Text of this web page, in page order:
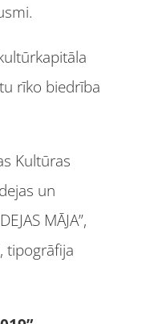
rīko biedrība
Kultūras
un
MĀJA”,
tipogrāfija